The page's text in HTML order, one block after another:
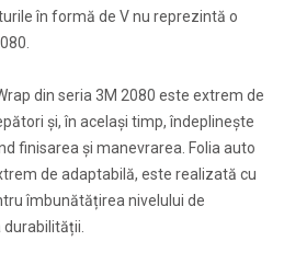
în formă de V nu reprezintă o
din seria 3M 2080 este extrem de
și, în același timp, îndeplinește
finisarea și manevrarea. Folia auto
de adaptabilă, este realizată cu
îmbunătățirea nivelului de